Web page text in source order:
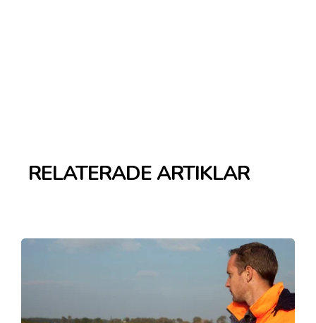
RELATERADE ARTIKLAR